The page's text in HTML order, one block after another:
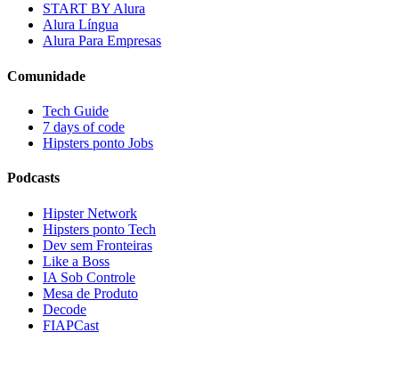
START BY Alura
Alura Língua
Alura Para Empresas
Comunidade
Tech Guide
7 days of code
Hipsters ponto Jobs
Podcasts
Hipster Network
Hipsters ponto Tech
Dev sem Fronteiras
Like a Boss
IA Sob Controle
Mesa de Produto
Decode
FIAPCast